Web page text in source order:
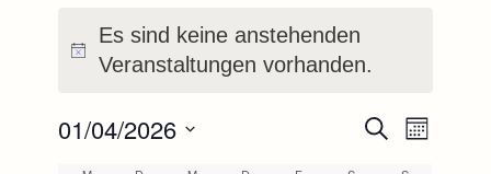
Hinweis
Es sind keine anstehenden
Veranstaltungen vorhanden.
Suche
Monat
01/04/2026